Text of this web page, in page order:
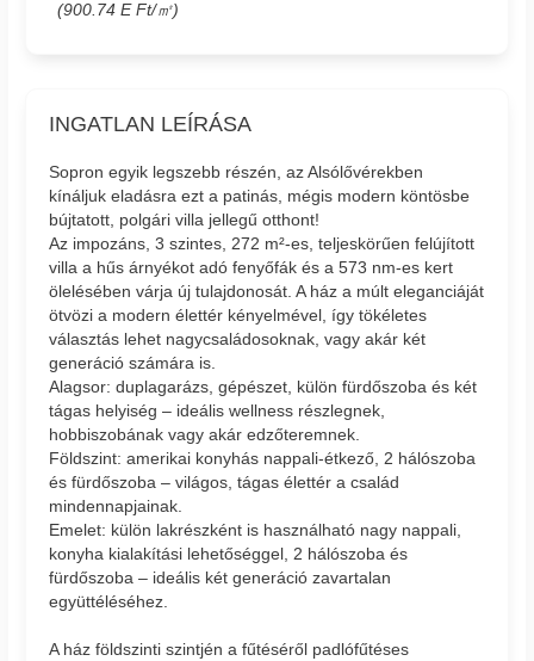
(900.74 E Ft/㎡)
INGATLAN LEÍRÁSA
Sopron egyik legszebb részén, az Alsólővérekben
kínáljuk eladásra ezt a patinás, mégis modern köntösbe
bújtatott, polgári villa jellegű otthont!
Az impozáns, 3 szintes, 272 m²-es, teljeskörűen felújított
villa a hűs árnyékot adó fenyőfák és a 573 nm-es kert
ölelésében várja új tulajdonosát. A ház a múlt eleganciáját
ötvözi a modern élettér kényelmével, így tökéletes
választás lehet nagycsaládosoknak, vagy akár két
generáció számára is.
Alagsor: duplagarázs, gépészet, külön fürdőszoba és két
tágas helyiség – ideális wellness részlegnek,
hobbiszobának vagy akár edzőteremnek.
Földszint: amerikai konyhás nappali-étkező, 2 hálószoba
és fürdőszoba – világos, tágas élettér a család
mindennapjainak.
Emelet: külön lakrészként is használható nagy nappali,
konyha kialakítási lehetőséggel, 2 hálószoba és
fürdőszoba – ideális két generáció zavartalan
együttéléséhez.
A ház földszinti szintjén a fűtéséről padlófűtéses